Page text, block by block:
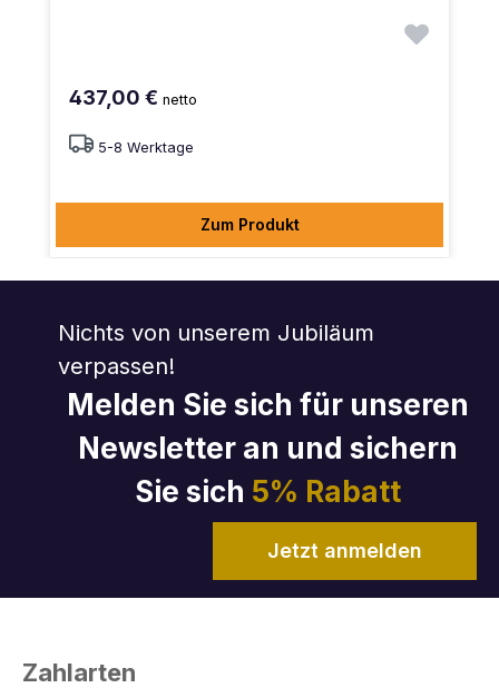
437,00 € netto
5-8 Werktage
Zum Produkt
Nichts von unserem Jubiläum
verpassen!
Melden Sie sich für unseren
Newsletter an und sichern
Sie sich 5% Rabatt
Jetzt anmelden
Zahlarten